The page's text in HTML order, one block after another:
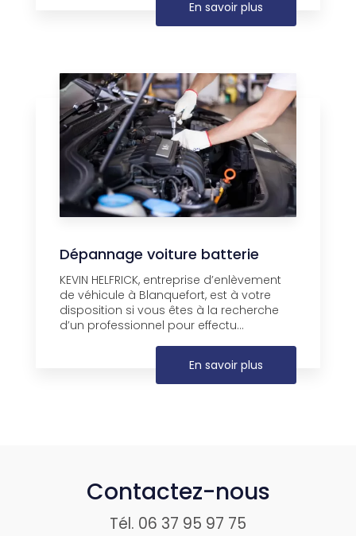
En savoir plus
Dépannage voiture batterie
KEVIN HELFRICK, entreprise d’enlèvement
de véhicule à Blanquefort, est à votre
disposition si vous êtes à la recherche
d’un professionnel pour effectu...
En savoir plus
Contactez-nous
Tél. 06 37 95 97 75